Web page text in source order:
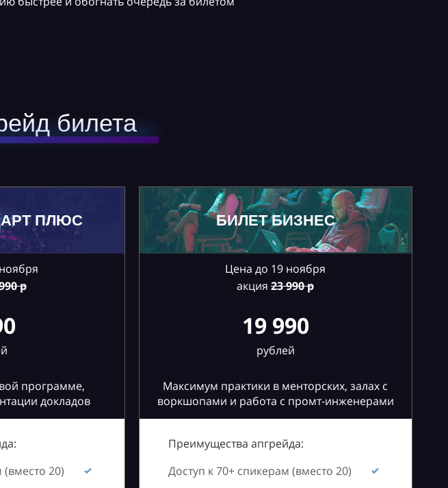
билета
ПЛЮС
р
программе,
докладов
(вместо 20)
БИЛЕТ БИЗНЕС
Цена до 19 ноября
акция 23990 р
19 990
рублей
Максимум практики в менторских, залах с
воркшопами и работа с промт-инженерами
Преимущества апгрейда:
Доступ к 70+ спикерам (вместо 20)